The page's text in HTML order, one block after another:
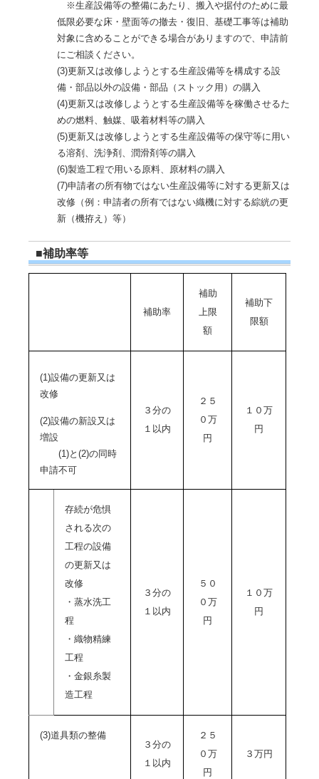
※生産設備等の整備にあたり、搬入や据付のために最
低限必要な床・壁面等の撤去・復旧、基礎工事等は補助
対象に含めることができる場合がありますので、申請前
にご相談ください。
(3)更新又は改修しようとする生産設備等を構成する設
備・部品以外の設備・部品（ストック用）の購入
(4)更新又は改修しようとする生産設備等を稼働させるた
めの燃料、触媒、吸着材料等の購入
(5)更新又は改修しようとする生産設備等の保守等に用い
る溶剤、洗浄剤、潤滑剤等の購入
(6)製造工程で用いる原料、原材料の購入
(7)申請者の所有物ではない生産設備等に対する更新又は
改修（例：申請者の所有ではない織機に対する綜絖の更
新（機拵え）等）
■補助率等
補助率
補助
上限
額
補助下
限額
(1)設備の更新又は
改修
(2)設備の新設又は
増設
(1)と(2)の同時
申請不可
３分の
１以内
２５
０万
円
１０万
円
存続が危惧
される次の
工程の設備
の更新又は
改修
・蒸水洗工
程
・織物精練
工程
・金銀糸製
造工程
３分の
１以内
５０
０万
円
１０万
円
(3)道具類の整備
３分の
１以内
２５
０万
円
３万円